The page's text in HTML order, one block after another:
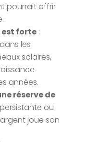
pourrait offrir
forte:
les
solaires,
années.
réserve de
ou
joue son